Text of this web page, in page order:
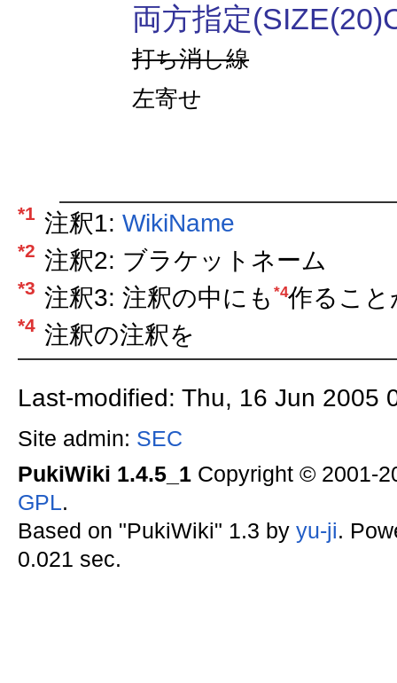
両方指定
打ち消し線
左寄せ
*1 注釈1: WikiName
*2 注釈2: ブラケットネーム
*3 注釈3: 注釈の中にも *4作るこ
*4 注釈の注釈を
Last-modified: Thu, 16 Jun 2005
Site admin: SEC
PukiWiki 1.4.5_1Copyright © 2001-
GPL.
Based on "PukiWiki" 1.3 by yu-ji.
0.021 sec.